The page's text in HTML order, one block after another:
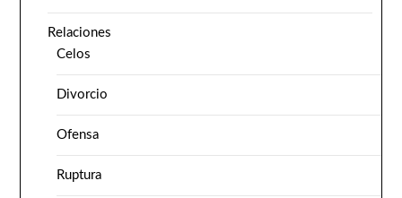
Relaciones
Celos
Divorcio
Ofensa
Ruptura